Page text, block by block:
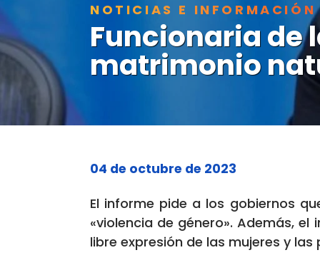
NOTICIAS E INFORMACIÓN
Funcionaria de
matrimonio
04 de octubre de 2023
El informe pide a los gobiernos
«violencia de género». Además,
libre expresión de las mujeres y